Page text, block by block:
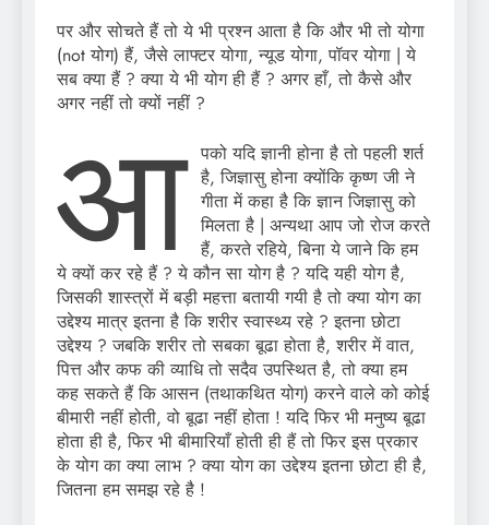
पर और सोचते हैं तो ये भी प्रश्न आता है कि और भी तो योगा
(not योग) हैं, जैसे लाफ्टर योगा, न्यूड योगा, पॉवर योगा | ये
सब क्या हैं ? क्या ये भी योग ही हैं ? अगर हाँ, तो कैसे और
अगर नहीं तो क्यों नहीं ?
आ पको यदि ज्ञानी होना है तो पहली शर्त
है, जिज्ञासु होना क्योंकि कृष्ण जी ने
गीता में कहा है कि ज्ञान जिज्ञासु को
मिलता है | अन्यथा आप जो रोज करते
हैं, करते रहिये, बिना ये जाने कि हम
ये क्यों कर रहे हैं ? ये कौन सा योग है ? यदि यही योग है,
जिसकी शास्त्रों में बड़ी महत्ता बतायी गयी है तो क्या योग का
उद्देश्य मात्र इतना है कि शरीर स्वास्थ्य रहे ? इतना छोटा
उद्देश्य ? जबकि शरीर तो सबका बूढा होता है, शरीर में वात,
पित्त और कफ की व्याधि तो सदैव उपस्थित है, तो क्या हम
कह सकते हैं कि आसन (तथाकथित योग) करने वाले को कोई
बीमारी नहीं होती, वो बूढा नहीं होता ! यदि फिर भी मनुष्य बूढा
होता ही है, फिर भी बीमारियाँ होती ही हैं तो फिर इस प्रकार
के योग का क्या लाभ ? क्या योग का उद्देश्य इतना छोटा ही है,
जितना हम समझ रहे है !